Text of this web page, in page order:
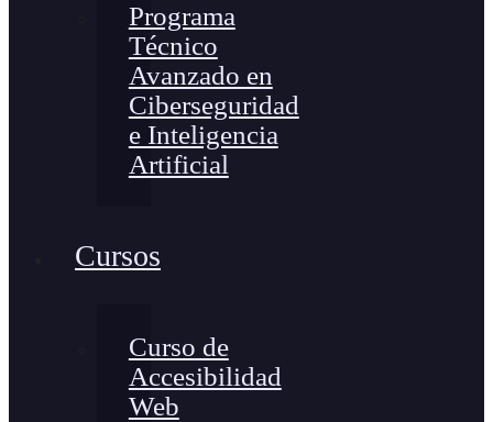
Programa
Técnico
Avanzado en
Ciberseguridad
e Inteligencia
Artificial
Cursos
Curso de
Accesibilidad
Web